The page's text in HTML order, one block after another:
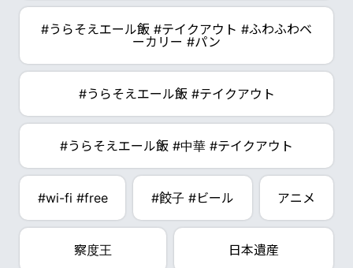
#うらそえエール飯 #テイクアウト #ふわふわベ
ーカリー #パン
#うらそえエール飯 #テイクアウト
#うらそえエール飯 #中華 #テイクアウト
#wi-fi #free #餃子 #ビール アニメ
察度王 日本遺産